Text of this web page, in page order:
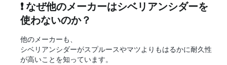
❗ なぜ他のメーカーはシベリアンシダーを
使わないのか？
他のメーカーも、
シベリアンシダーがスプルースやマツよりもはるかに耐久性
が高いことを知っています。